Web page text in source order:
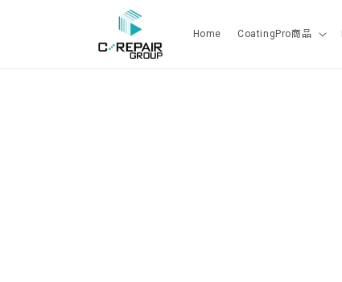
Home CoatingPro商品